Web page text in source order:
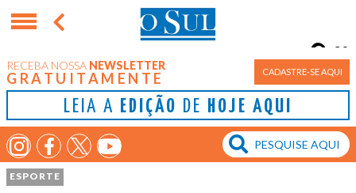
RECEBA NOSSA NEWSLETTER
GRATUITAMENTE CADASTRE-SE AQUI
LEIA A EDIÇÃO DE HOJE AQUI
Porto Alegre
9°
ESPORTE